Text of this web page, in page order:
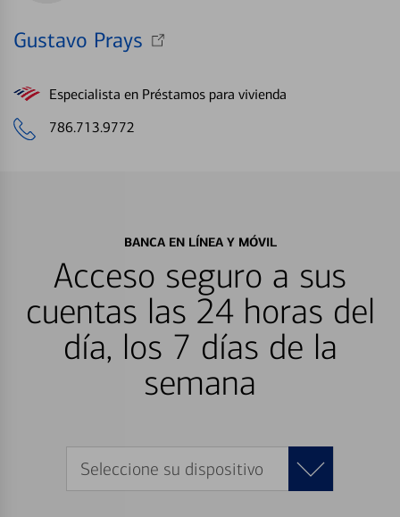
Gustavo Prays
Especialista en Préstamos para vivienda
786.713.9772
BANCA EN LÍNEA Y MÓVIL
Acceso seguro a sus
cuentas las 24 horas del
día, los 7 días de la
semana
Seleccione su dispositivo